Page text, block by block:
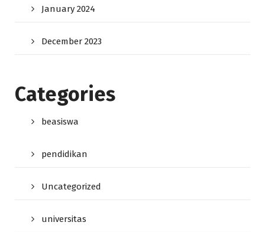
January 2024
December 2023
Categories
beasiswa
pendidikan
Uncategorized
universitas